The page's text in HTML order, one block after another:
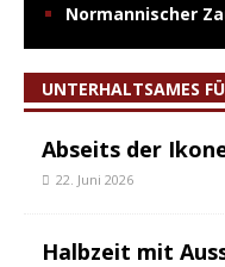
Normannischer
UNTERHALTSAMES
Abseits der
22. Juni 2026
Halbzeit mit